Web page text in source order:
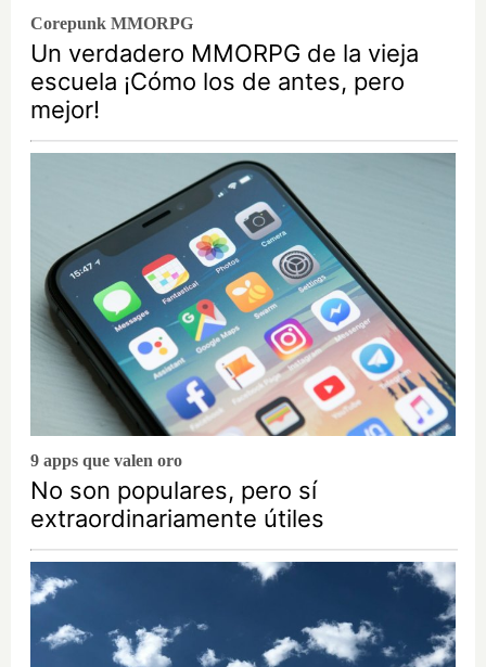
Corepunk MMORPG
Un verdadero MMORPG de la vieja
escuela ¡Cómo los de antes, pero
mejor!
9 apps que valen oro
No son populares, pero sí
extraordinariamente útiles